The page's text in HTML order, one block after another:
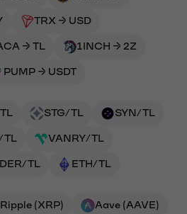
TRX → USD
→ TL 1INCH → 2Z
PUMP → USDT
STG/TL SYN/TL
VANRY/TL
TL
ETH/TL
Ripple (XRP) Aave (AAVE)